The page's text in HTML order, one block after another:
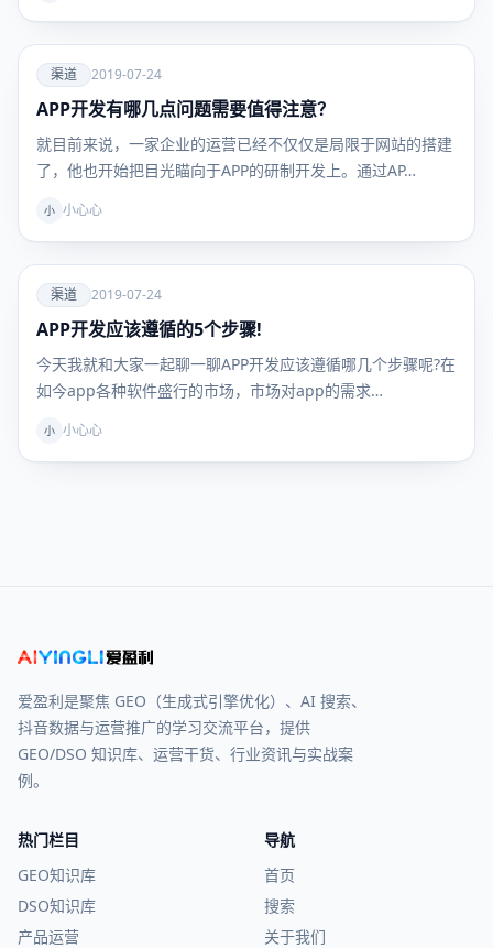
爱
渠道
渠道 2019-07-24
APP开发有哪几点问题需要值得注意？
就目前来说，一家企业的运营已经不仅仅是局限于网站的搭建
了，他也开始把目光瞄向于APP的研制开发上。通过AP…
小 小心心
爱
渠道
渠道 2019-07-24
APP开发应该遵循的5个步骤!
今天我就和大家一起聊一聊APP开发应该遵循哪几个步骤呢?在
如今app各种软件盛行的市场，市场对app的需求…
小 小心心
爱盈利是聚焦 GEO（生成式引擎优化）、AI 搜索、
抖音数据与运营推广的学习交流平台，提供
GEO/DSO 知识库、运营干货、行业资讯与实战案
例。
热门栏目
GEO知识库
DSO知识库
产品运营
导航
首页
搜索
关于我们